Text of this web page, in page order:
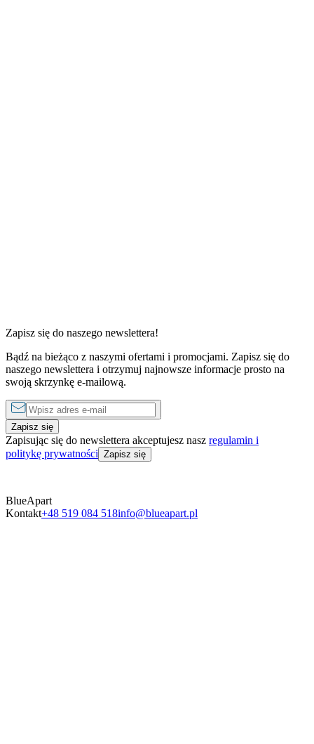
1 sypialnia
od390 złdo1290 złza noc
1 sypialnia
od350 zł
Zapisz się do naszego newslettera!
Bądź na bieżąco z naszymi ofertami i promocjami. Zapisz się do
naszego newslettera i otrzymuj najnowsze informacje prosto na
swoją skrzynkę e-mailową.
Zapisz się
Zapisując się do newslettera akceptujesz nasz regulamin i
politykę prywatności Zapisz się
BlueApart
Kontakt+48 519 084 518info@blueapart.pl